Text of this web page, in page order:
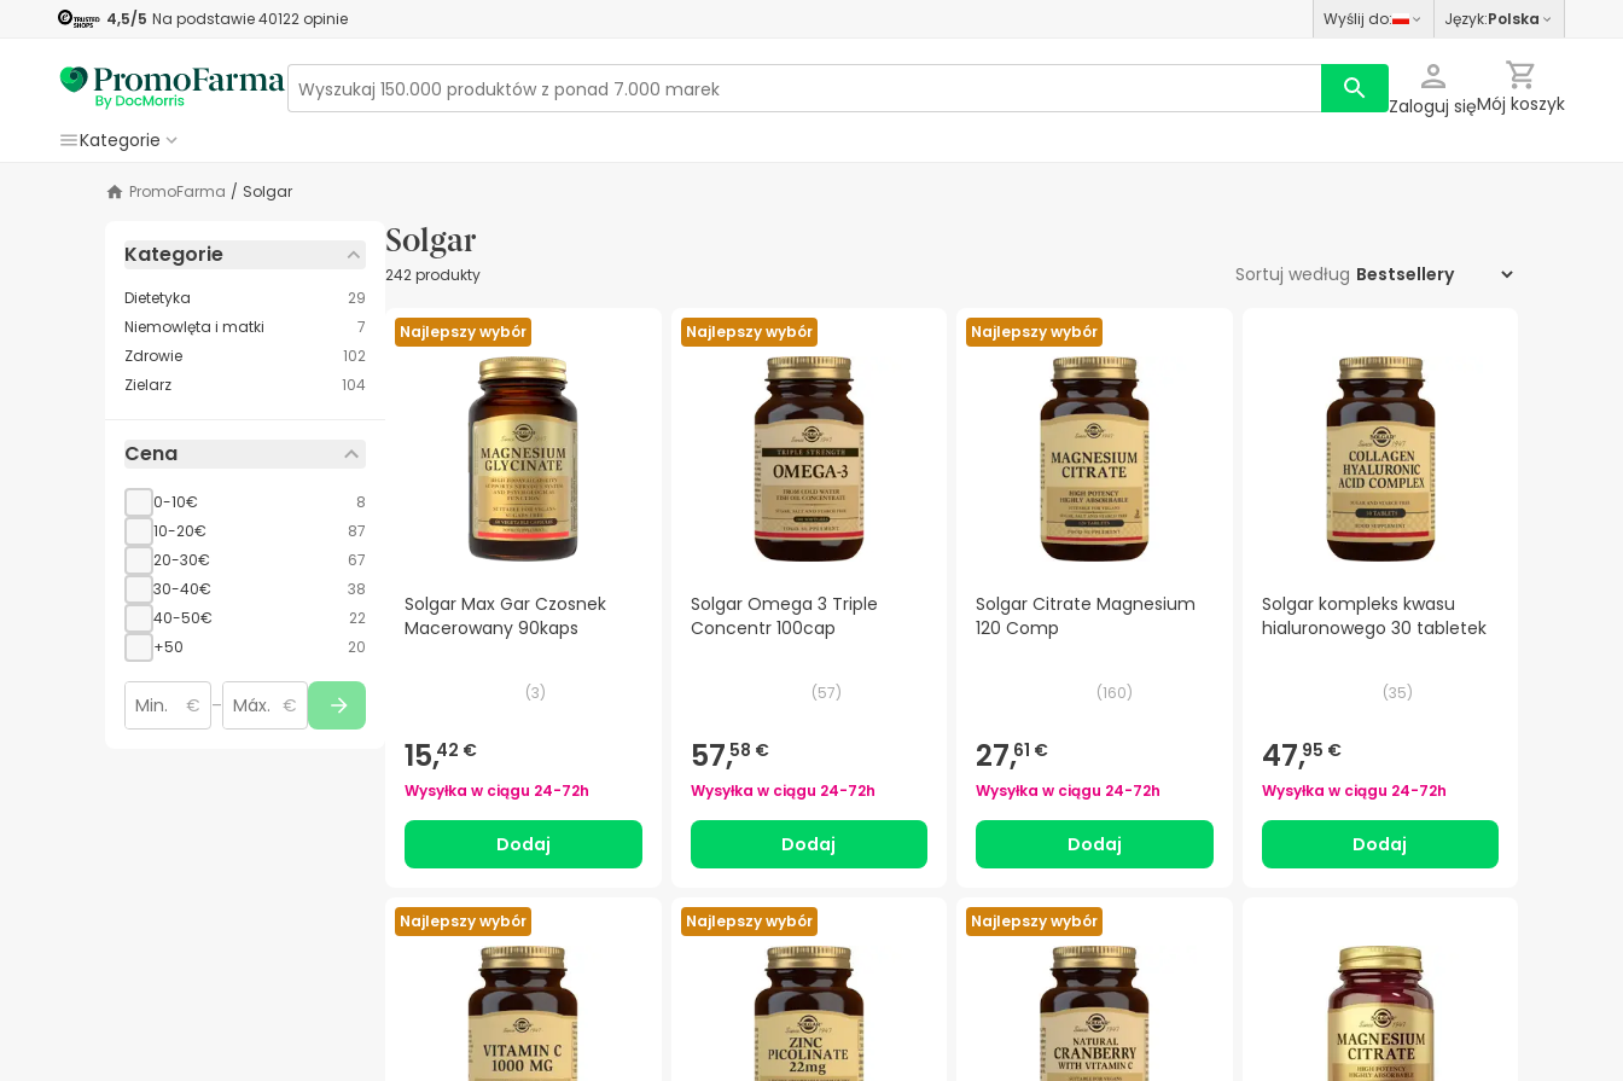
4,5/5 Na podstawie40122 opinie Wyślij do: Język:Polska
Zaloguj sięMój koszyk
Kategorie
PromoFarma / Solgar
Kategorie
Dietetyka
29
Niemowlęta i matki
7
Zdrowie
102
Zielarz
104
Cena
0-10€
8
10-20€
87
20-30€
67
30-40€
38
40-50€
22
+50
20
€ – €
Solgar
242 produkty Sortuj według
Najlepszy wybór
Solgar Max Gar Czosnek
Macerowany 90kaps
(3)
15,42 €
Wysyłka w ciągu 24-72h
Dodaj
Najlepszy wybór
Solgar Omega 3 Triple
Concentr 100cap
(57)
57,58 €
Wysyłka w ciągu 24-72h
Dodaj
Najlepszy wybór
Solgar Citrate Magnesium
120 Comp
(160)
27,61 €
Wysyłka w ciągu 24-72h
Dodaj
Solgar kompleks kwasu
hialuronowego 30 tabletek
(35)
47,95 €
Wysyłka w ciągu 24-72h
Dodaj
Najlepszy wybór Najlepszy wybór Najlepszy wybór